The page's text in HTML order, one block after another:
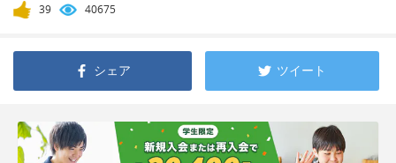
39 40675
シェア ツイート